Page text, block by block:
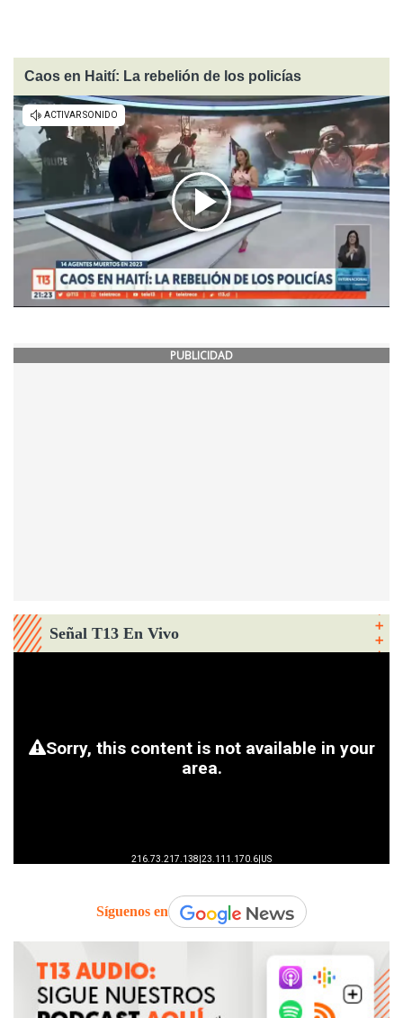
Caos en Haití: La rebelión de los policías
PUBLICIDAD
Señal T13 En Vivo
Síguenos en